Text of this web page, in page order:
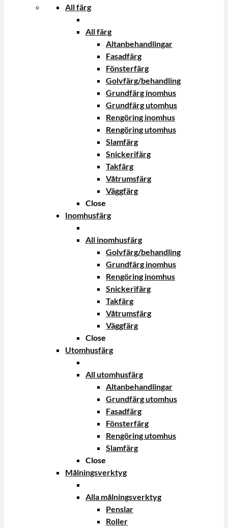
All färg
All färg
Altanbehandlingar
Fasadfärg
Fönsterfärg
Golvfärg/behandling
Grundfärg inomhus
Grundfärg utomhus
Rengöring inomhus
Rengöring utomhus
Slamfärg
Snickerifärg
Takfärg
Våtrumsfärg
Väggfärg
Close
Inomhusfärg
All inomhusfärg
Golvfärg/behandling
Grundfärg inomhus
Rengöring inomhus
Snickerifärg
Takfärg
Våtrumsfärg
Väggfärg
Close
Utomhusfärg
All utomhusfärg
Altanbehandlingar
Grundfärg utomhus
Fasadfärg
Fönsterfärg
Rengöring utomhus
Slamfärg
Close
Målningsverktyg
Alla målningsverktyg
Penslar
Roller